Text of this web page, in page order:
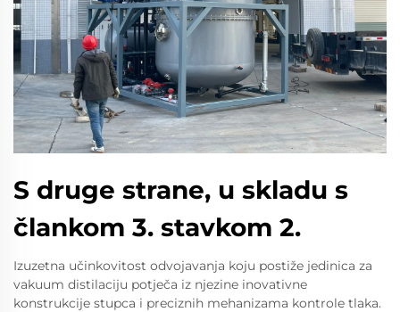
S druge strane, u skladu s
člankom 3. stavkom 2.
Izuzetna učinkovitost odvojavanja koju postiže jedinica za
vakuum distilaciju potječa iz njezine inovativne
konstrukcije stupca i preciznih mehanizama kontrole tlaka.